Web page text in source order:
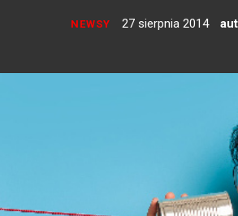
NEWSY 27 sierpnia 2014